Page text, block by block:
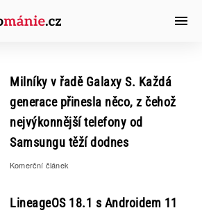
Milníky v řadě Galaxy S. Každá
generace přinesla něco, z čehož
nejvýkonnější telefony od
Samsungu těží dodnes
Komerční článek
LineageOS 18.1 s Androidem 11